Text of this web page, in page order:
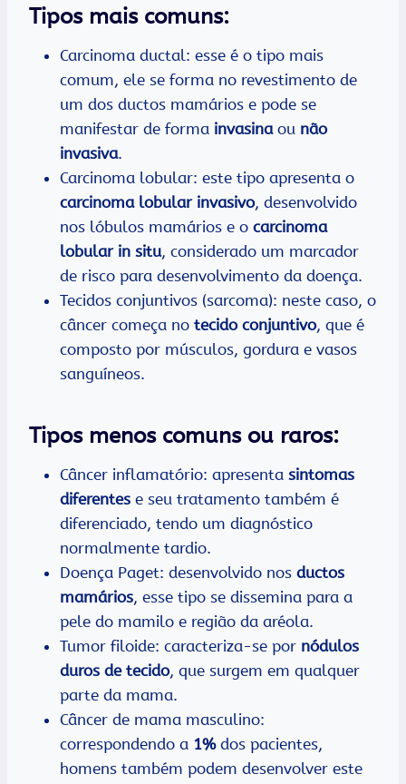
Tipos mais comuns:
Carcinoma ductal: esse é o tipo mais
comum, ele se forma no revestimento de
um dos ductos mamários e pode se
manifestar de forma invasina ou não
invasiva.
Carcinoma lobular: este tipo apresenta o
carcinoma lobular invasivo, desenvolvido
nos lóbulos mamários e o carcinoma
lobular in situ, considerado um marcador
de risco para desenvolvimento da doença.
Tecidos conjuntivos (sarcoma): neste caso, o
câncer começa no tecido conjuntivo, que é
composto por músculos, gordura e vasos
sanguíneos.
Tipos menos comuns ou raros:
Câncer inflamatório: apresenta sintomas
diferentes e seu tratamento também é
diferenciado, tendo um diagnóstico
normalmente tardio.
Doença Paget: desenvolvido nos ductos
mamários, esse tipo se dissemina para a
pele do mamilo e região da aréola.
Tumor filoide: caracteriza-se por nódulos
duros de tecido, que surgem em qualquer
parte da mama.
Câncer de mama masculino:
correspondendo a 1% dos pacientes,
homens também podem desenvolver este